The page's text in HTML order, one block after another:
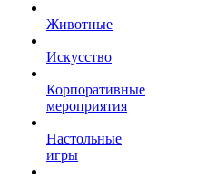
Животные
Искусство
Корпоративные
мероприятия
Настольные
игры